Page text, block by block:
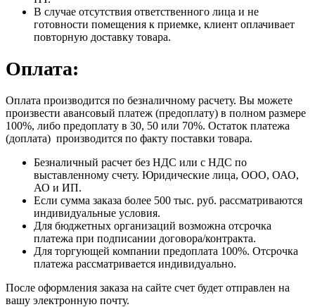
В случае отсутствия ответственного лица и не
готовности помещения к приемке, клиент оплачивает
повторную доставку товара.
Оплата:
Оплата производится по безналичному расчету. Вы можете
произвести авансовый платеж (предоплату) в полном размере
100%, либо предоплату в 30, 50 или 70%. Остаток платежа
(доплата) производится по факту поставки товара.
Безналичный расчет без НДС или с НДС по
выставленному счету. Юридические лица, ООО, ОАО,
АО и ИП.
Если сумма заказа более 500 тыс. руб. рассматриваются
индивидуальные условия.
Для бюджетных организаций возможна отсрочка
платежа при подписании договора/контракта.
Для торгующей компании предоплата 100%. Отсрочка
платежа рассматривается индивидуально.
После оформления заказа на сайте счет будет отправлен на
вашу электронную почту.